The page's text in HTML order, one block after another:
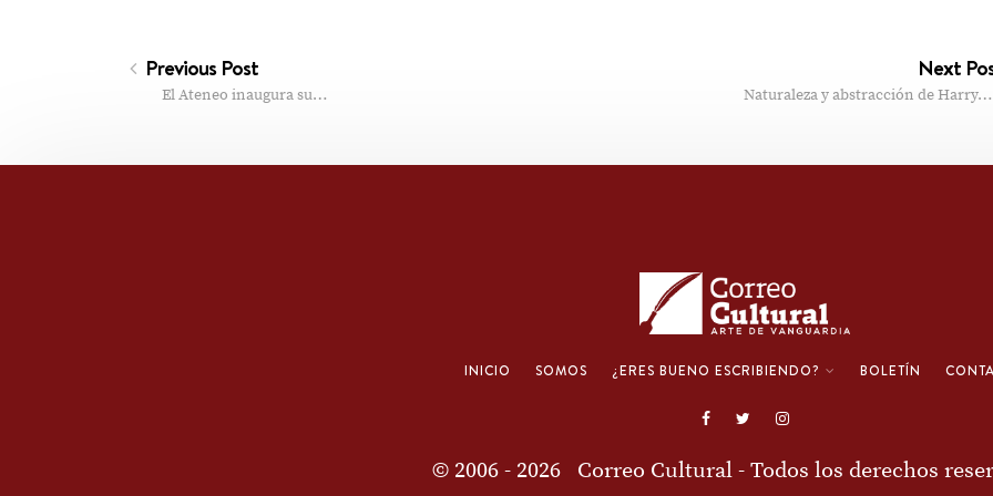
Previous Post
El Ateneo inaugura su…
Next
Naturaleza y abstracción de Harry…
INICIO SOMOS ¿ERES BUENO ESCRIBIENDO? BOLETÍN
© 2006 - 2026 Correo Cultural - Todos los derechos